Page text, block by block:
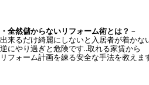
・全然儲からないリフォーム術とは？ –
出来るだけ綺麗にしないと入居者が着かな
逆にやり過ぎと危険です..取れる家賃から
リフォーム計画を練る安全な手法を教えま